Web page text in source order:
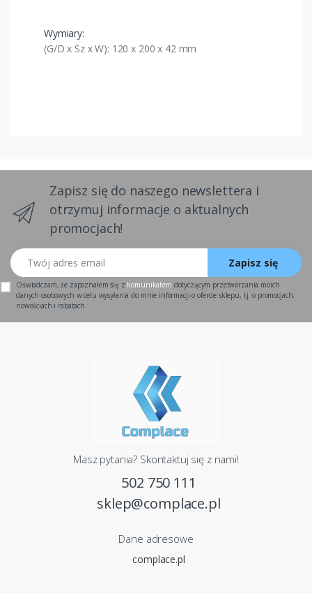
Wymiary:
(G/D x Sz x W): 120 x 200 x 42 mm
Zapisz się do naszego newslettera i
otrzymuj informacje o aktualnych
promocjach!
Twój adres email
Zapisz się
Oświadczam, że zapoznałem się z komunikatem dotyczącym przetwarzania moich
danych osobowych w celu wysyłania do mnie informacji o ofercie sklepu, tj. o promocjach,
nowościach i rabatach
Masz pytania? Skontaktuj się z nami!
502 750 111
sklep@complace.pl
Dane adresowe
complace.pl